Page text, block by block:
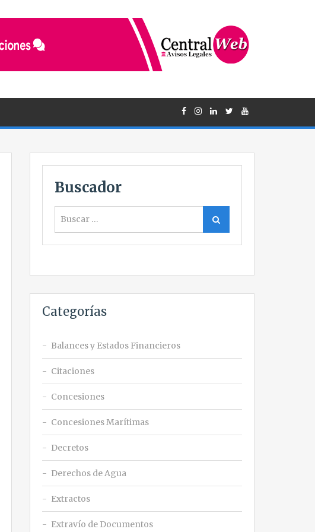
Buscador
Buscar
Categorías
Balances y Estados Financieros
Citaciones
Concesiones
Concesiones Marítimas
Decretos
Derechos de Agua
Extractos
Extravío de Documentos